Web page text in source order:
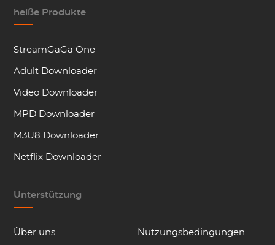
heiße Produkte
StreamGaGa One
Adult Downloader
Video Downloader
MPD Downloader
M3U8 Downloader
Netflix Downloader
Unterstützung
Über uns Nutzungsbedingungen